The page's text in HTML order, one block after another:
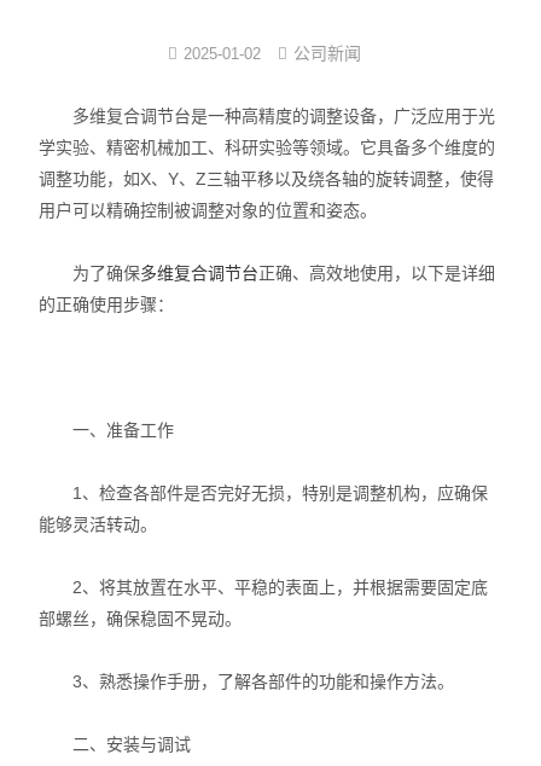
界面弹性系数仪
表面清洁度分析仪
位移及其控制系统
光谱色谱分析仪器
2025-01-02 公司新闻
多维复合调节台是一种高精度的调整设备，广泛应用于光
学实验、精密机械加工、科研实验等领域。它具备多个维度的
调整功能，如X、Y、Z三轴平移以及绕各轴的旋转调整，使得
用户可以精确控制被调整对象的位置和姿态。
为了确保多维复合调节台正确、高效地使用，以下是详细
的正确使用步骤：
一、准备工作
1、检查各部件是否完好无损，特别是调整机构，应确保
能够灵活转动。
2、将其放置在水平、平稳的表面上，并根据需要固定底
部螺丝，确保稳固不晃动。
3、熟悉操作手册，了解各部件的功能和操作方法。
二、安装与调试